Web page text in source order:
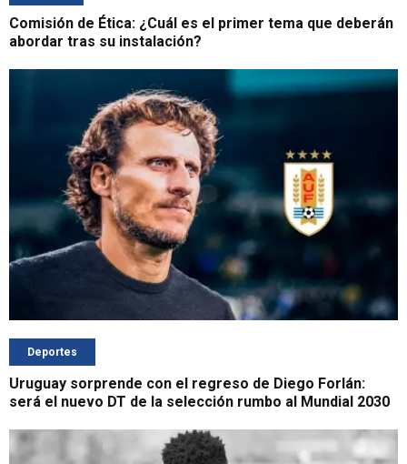
Comisión de Ética: ¿Cuál es el primer tema que deberán
abordar tras su instalación?
Deportes
Uruguay sorprende con el regreso de Diego Forlán:
será el nuevo DT de la selección rumbo al Mundial 2030